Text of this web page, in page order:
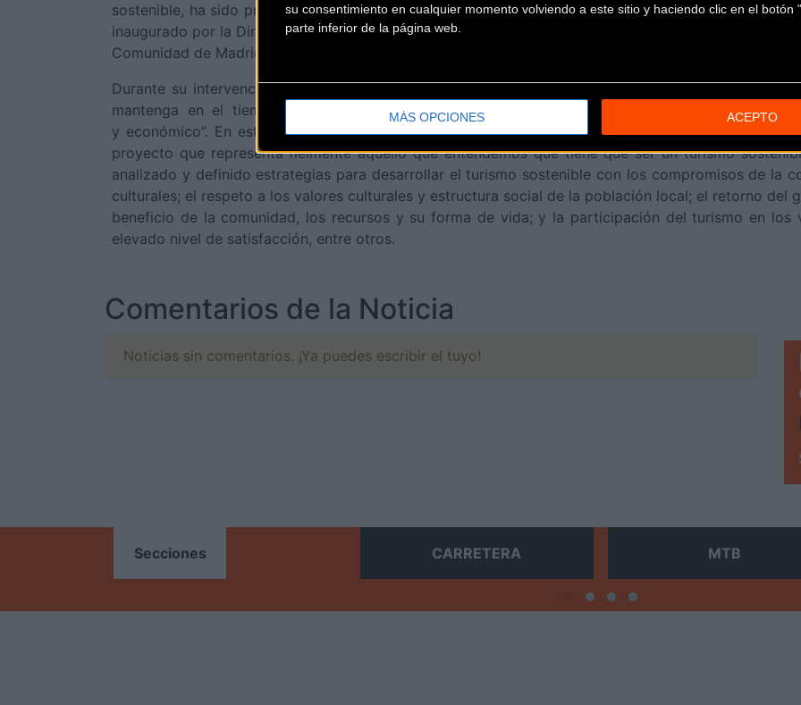
su consentimiento en cualquier momento volviendo a este sitio y haciendo clic en el botón
parte inferior de la página web.
MÁS OPCIONES ACEPTO
sostenible, ha sido protagonista del III Foro de Turismo Sostenible de la Comunidad de Madrid
inaugurado por la Directora General de Turismo de la
Comunidad de Madrid, Marta Blanco.
Durante su intervención, Blanco recordó que los últimos datos de turismo de la región son muy
mantenga en el tiempo es fundamental que este turismo sea sostenible desde el punto de
y económico”. En este sentido, la directora general de Turismo destacó que, entre otras
proyecto que representa fielmente aquello que entendemos que tiene que ser un turismo
analizado y definido estrategias para desarrollar el turismo sostenible con los compromisos de la
culturales; el respeto a los valores culturales y estructura social de la población local; el retorno del
beneficio de la comunidad, los recursos y su forma de vida; y la participación del turismo en
elevado nivel de satisfacción, entre otros.
Comentarios de la Noticia
Noticias sin comentarios. ¡Ya puedes escribir el tuyo!
Secciones CARRETERA MTB